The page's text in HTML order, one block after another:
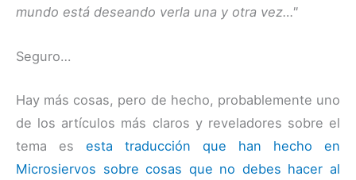
mundo está deseando verla una y otra vez…"
Seguro…
Hay más cosas, pero de hecho, probablemente uno
de los artículos más claros y reveladores sobre el
tema es esta traducción que han hecho en
Microsiervos sobre cosas que no debes hacer al